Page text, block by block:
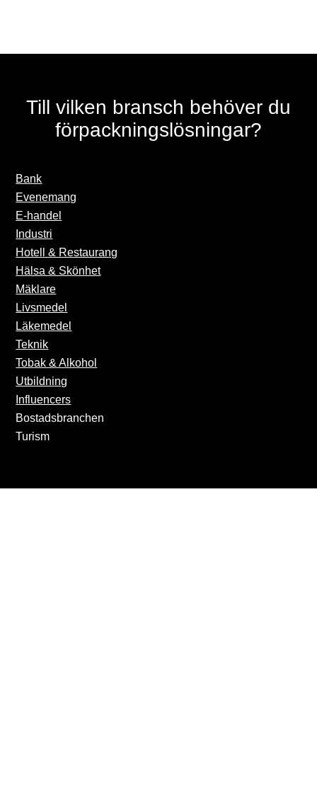
Till vilken bransch behöver du
förpackningslösningar?
Bank
Evenemang
E-handel
Industri
Hotell & Restaurang
Hälsa & Skönhet
Mäklare
Livsmedel
Läkemedel
Teknik
Tobak & Alkohol
Utbildning
Influencers
Bostadsbranchen
Turism